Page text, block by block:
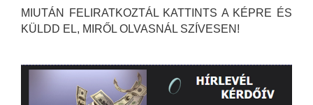
MIUTÁN FELIRATKOZTÁL KATTINTS A KÉPRE ÉS
KÜLDD EL, MIRŐL OLVASNÁL SZÍVESEN!